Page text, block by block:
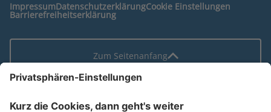
ImpressumDatenschutzerklärungCookie Einstellungen
Barrierefreiheitserklärung
Zum Seitenanfang